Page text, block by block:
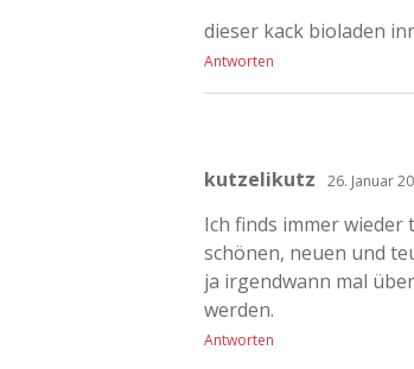
dieser kack bioladen
Antworten
kutzelikutz 26. Januar
Ich finds immer
schönen, neuen und
ja irgendwann mal
werden.
Antworten